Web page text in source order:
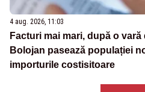
4 aug. 2026, 11:03
Facturi mai mari, după o
Bolojan pasează populației
importurile costisitoare